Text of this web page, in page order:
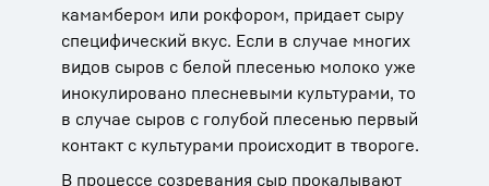
камамбером или рокфором, придает сыру
специфический вкус. Если в случае многих
видов сыров с белой плесенью молоко уже
инокулировано плесневыми культурами, то
в случае сыров с голубой плесенью первый
контакт с культурами происходит в твороге.
В процессе созревания сыр прокалывают